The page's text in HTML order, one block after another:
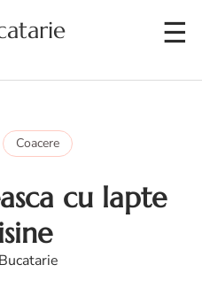
Coacere
cu lapte